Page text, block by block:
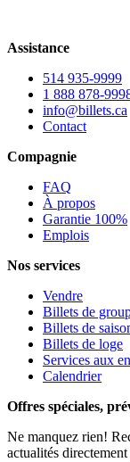
Assistance
514 935-9999
1 888 878-
info@billets.ca
Contact
Compagnie
FAQ
À propos
Garantie 100%
Emplois
Nos services
Vendre
Billets de
Billets de
Billets de loge
Services aux
Calendrier
Offres spéciales,
Ne manquez rien!
actualités